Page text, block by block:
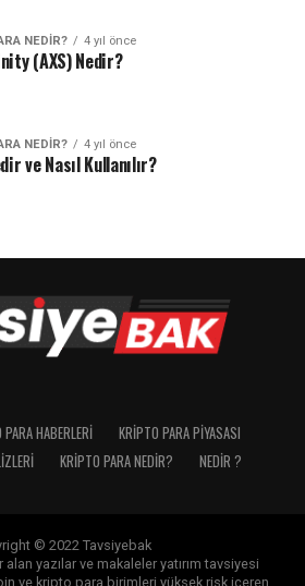
NEDIR? 4 yıl önce
(AXS) Nedir?
NEDIR? 4 yıl önce
ve Nasıl Kullanılır?
HABERLERI
KRIPTO PARA PIYASASI
KRIPTO PARA NEDIR? NEDIR ?
© 2022 Tavsiyebak
yazılar ve makaleler yatırım tavsiyesi
ve kripto para birimleri yüksek risk içeren